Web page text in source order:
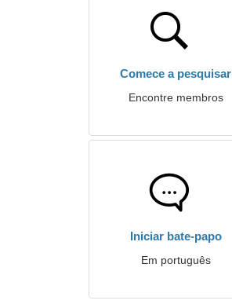
Comece a pesquisar
Encontre membros
Iniciar bate-papo
Em português